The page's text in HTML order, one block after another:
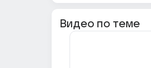
Видео по теме